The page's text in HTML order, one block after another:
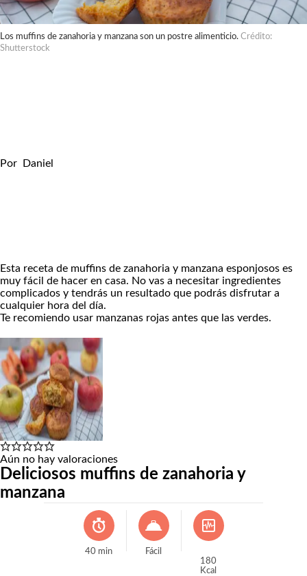
Los muffins de zanahoria y manzana son un postre alimenticio. Crédito:
Shutterstock
Por Daniel
Esta receta de muffins de zanahoria y manzana esponjosos es
muy fácil de hacer en casa. No vas a necesitar ingredientes
complicados y tendrás un resultado que podrás disfrutar a
cualquier hora del día.
Te recomiendo usar manzanas rojas antes que las verdes.
Aún no hay valoraciones
Deliciosos muffins de zanahoria y
manzana
40 min
Fácil
180
Kcal